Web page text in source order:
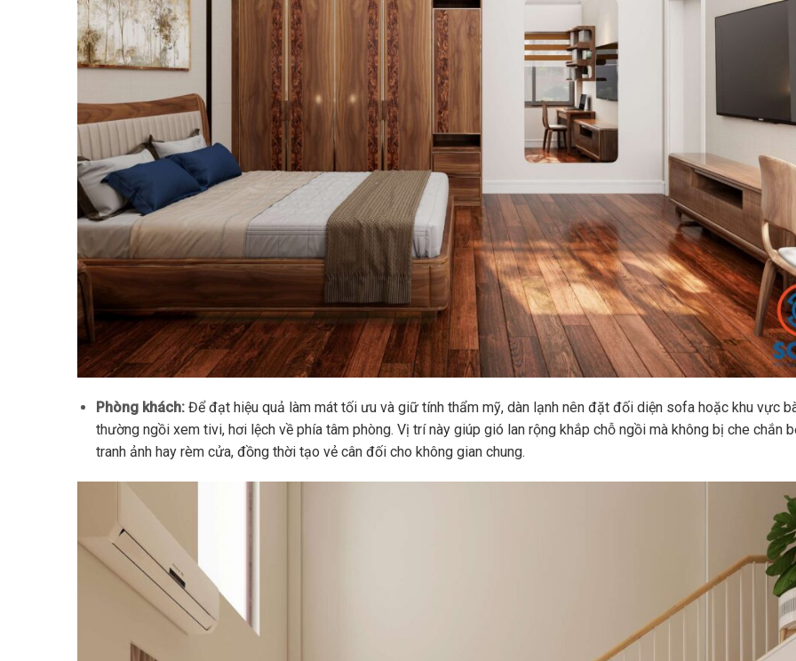
Phòng khách: Để đạt hiệu quả làm mát tối ưu và giữ tính thẩm mỹ, dàn lạnh nên đặt đối diện sofa hoặc khu vực
thường ngồi xem tivi, hơi lệch về phía tâm phòng. Vị trí này giúp gió lan rộng khắp chỗ ngồi mà không bị che chắn
tranh ảnh hay rèm cửa, đồng thời tạo vẻ cân đối cho không gian chung.